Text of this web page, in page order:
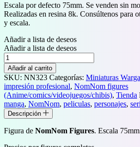
Escala por defecto 75mm. Se venden sin
Realizadas en resina 8k. Consúltenos para
y escala.
Añadir a lista de deseos
Añadir a lista de deseos
Hades
cantidad
Añadir al carrito
SKU: NN323 Categorías: Miniaturas
impresión profesional, NomNom figures
(Anime/comics/videojuegos/chibis), Tienda
manga, NomNom, peliculas, personajes,
Descripción
Figura de NomNom Figures. Escala